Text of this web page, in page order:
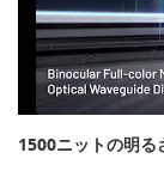
1500ニットの明る